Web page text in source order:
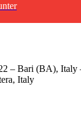
– Bari (BA),
Italy